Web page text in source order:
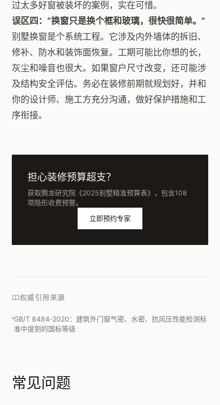
过太多好窗被装坏的案例，实在可惜。
误区四：“换窗只是换个框和玻璃，很快很简单。”
别墅换窗是个系统工程。它涉及内外墙体的拆旧、
修补、防水和装饰面恢复。工期可能比你想的长，
灰尘和噪音也很大。如果窗户尺寸改变，还可能涉
及结构安全评估。务必在装修前期就规划好，并和
你的设计师、施工方充分沟通，做好保护措施和工
序衔接。
担心装修预算超支？
获取腾龙研究院《2025别墅精准预算表》，包含108
项隐形收费预警。
立即预约专家
权威引用来源
GB/T 8484-2020：建筑外门窗气密、水密、抗风压性能检测标
准中提到的国标等级
常见问题